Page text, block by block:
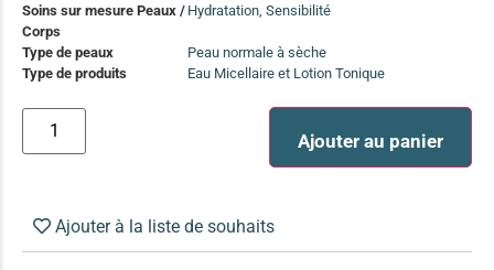
Soins ciblé enfants / adolescent (5-18 ans)
Soins ciblés famille(4)
Soins sur mesure Peaux /
Corps
Hydratation, Sensibilité
Type de peaux
Peau normale à sèche
Type de produits
Eau Micellaire et Lotion Tonique
Ajouter au panier
Ajouter à la liste de souhaits